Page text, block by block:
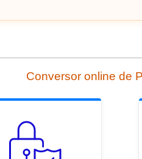
Conversor online de